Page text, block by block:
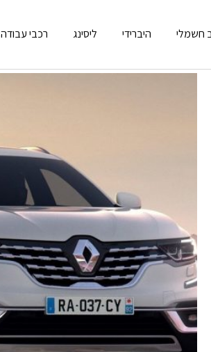
חשמלי היברידי ליסינג רכבי עבודה